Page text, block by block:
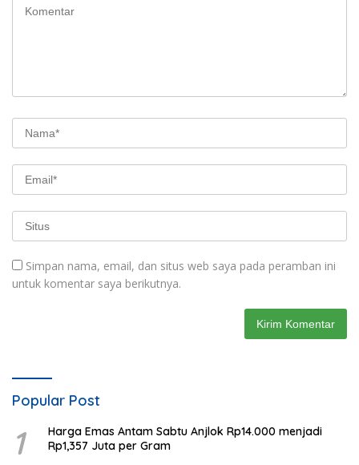
Simpan nama, email, dan situs web saya pada peramban ini
untuk komentar saya berikutnya.
Popular Post
1
Harga Emas Antam Sabtu Anjlok Rp14.000 menjadi
Rp1,357 Juta per Gram